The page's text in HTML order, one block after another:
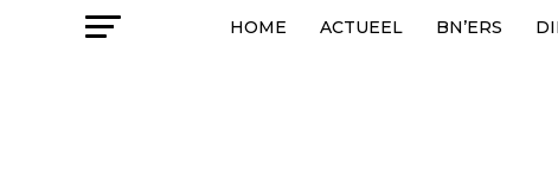
HOME ACTUEEL BN’ERS